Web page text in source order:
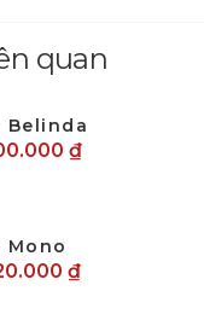
quan
Belinda
₫
Mono
₫